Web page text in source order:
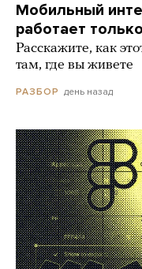
Мобильный
работает
Расскажите, как
там, где вы живете
РАЗБОР день назад